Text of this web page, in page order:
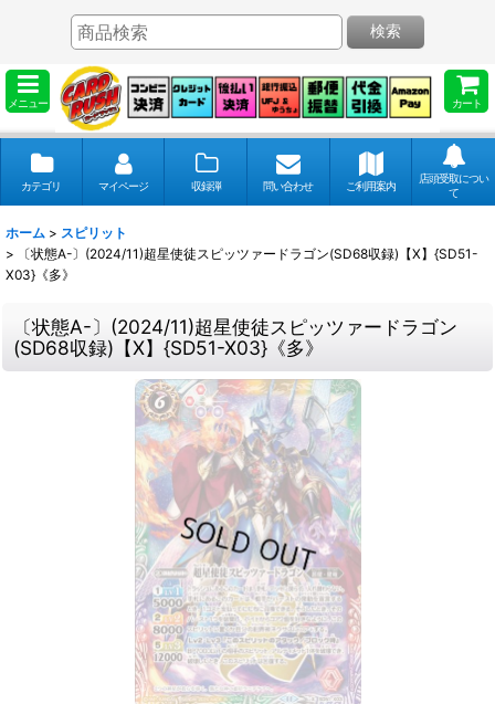
メニュー カート
検索
カテゴリ マイページ 収録弾 問い合わせ ご利用案内
店頭受取につい
て
ホーム > スピリット
>
〔状態A-〕(2024/11)超星使徒スピッツァードラゴン(SD68収録)【X】{SD51-
X03}《多》
〔状態A-〕(2024/11)超星使徒スピッツァードラゴン
(SD68収録)【X】{SD51-X03}《多》